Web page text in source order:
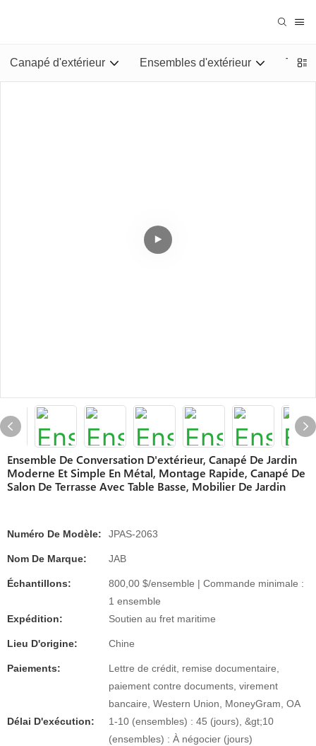
Canapé d'extérieur Ensembles d'extérieur
Ensemble De Conversation D'extérieur, Canapé De Jardin
Moderne Et Simple En Métal, Montage Rapide, Canapé De
Salon De Terrasse Avec Table Basse, Mobilier De Jardin
Numéro De Modèle: JPAS-2063
Nom De Marque: JAB
Échantillons:
800,00 $/ensemble | Commande minimale :
1 ensemble
Expédition:
Soutien au fret maritime
Lieu D'origine: Chine
Paiements:
Lettre de crédit, remise documentaire,
paiement contre documents, virement
bancaire, Western Union, MoneyGram, OA
Délai D'exécution:
1-10 (ensembles) : 45 (jours), &gt;10
(ensembles) : À négocier (jours)